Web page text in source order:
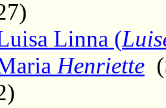
Linna (
Henriette